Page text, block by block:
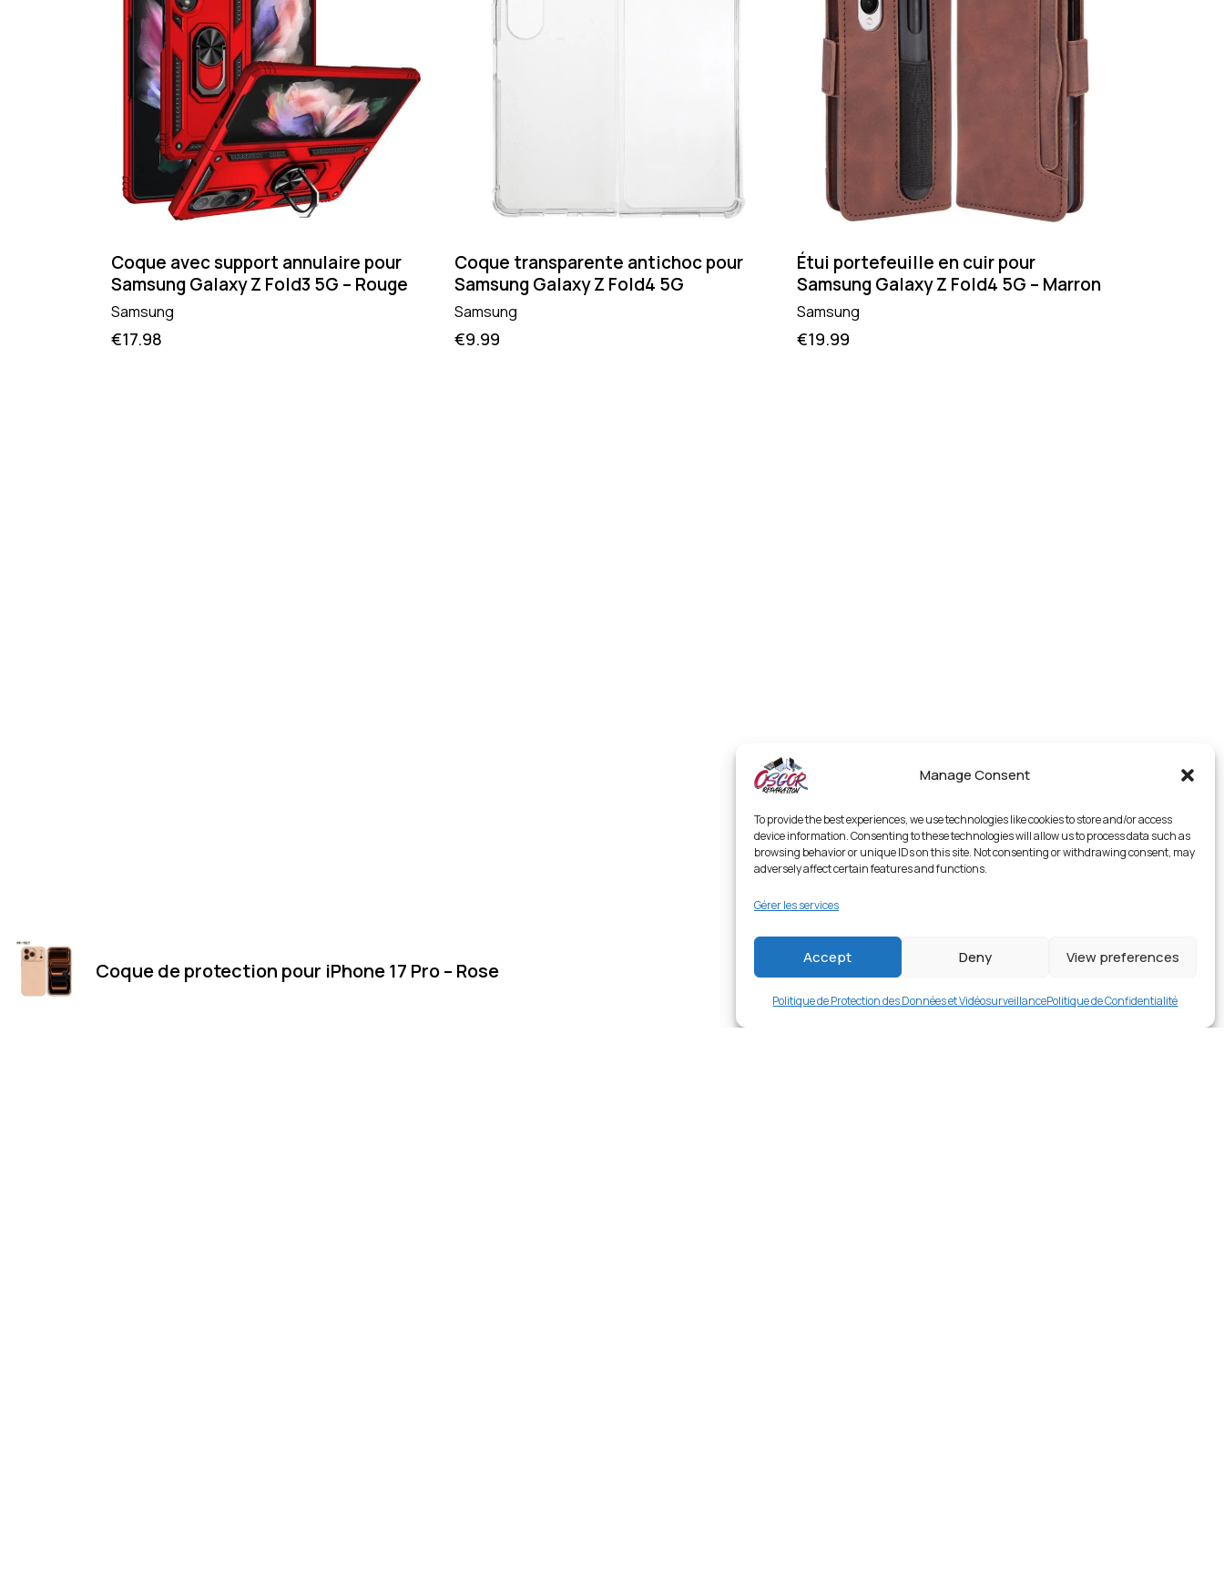
Manage Consent
To provide the best experiences, we use technologies like cookies to store and/or access
device information. Consenting to these technologies will allow us to process data such as
browsing behavior or unique IDs on this site. Not consenting or withdrawing consent, may
adversely affect certain features and functions.
Gérer les services
Accept Deny View preferences
Politique de Protection des Données et VidéosurveillancePolitique de Confidentialité
Coque avec support annulaire pour
Samsung Galaxy Z Fold3 5G – Rouge
Samsung
€17.98
Coque transparente antichoc pour
Samsung Galaxy Z Fold4 5G
Samsung
€9.99
Étui portefeuille en cuir pour
Samsung Galaxy Z Fold4 5G – Marron
Samsung
€19.99
Coque de protection pour iPhone 17 Pro – Rose 16.99
Buy now